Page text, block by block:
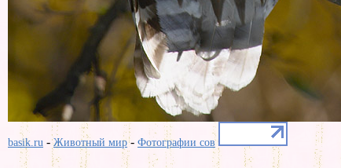
basik.ru -Животный мир- Фотографии сов